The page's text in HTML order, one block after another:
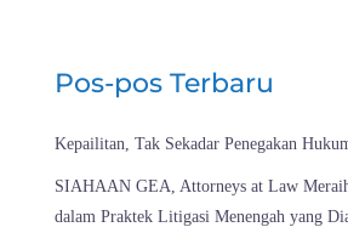
Pos-pos Terbaru
Kepailitan, Tak Sekadar Penegakan
SIAHAAN GEA, Attorneys at Law
dalam Praktek Litigasi Menengah yang